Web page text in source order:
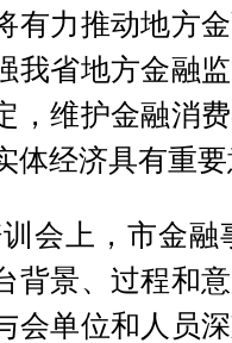
有力推动地方
我省地方金融
，维护金融消
体经济具有重
会上，市金融
背景、过程和
会单位和人员